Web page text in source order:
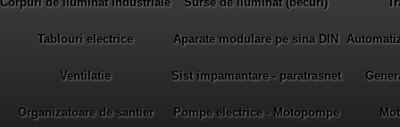
Tablouri electrice Aparate modulare pe sina DIN
Ventilatie Sist impamantare - paratrasnet
Organizatoare de santier Pompe electrice - Motopompe